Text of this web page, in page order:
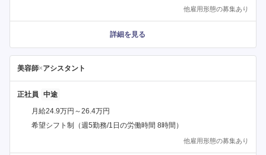
他雇用形態の募集あり
詳細を見る
美容師×アシスタント
正社員
月給24.9万円～26.4万円
希望シフト制（週5勤務/1日の労働時間 8時間）
他雇用形態の募集あり